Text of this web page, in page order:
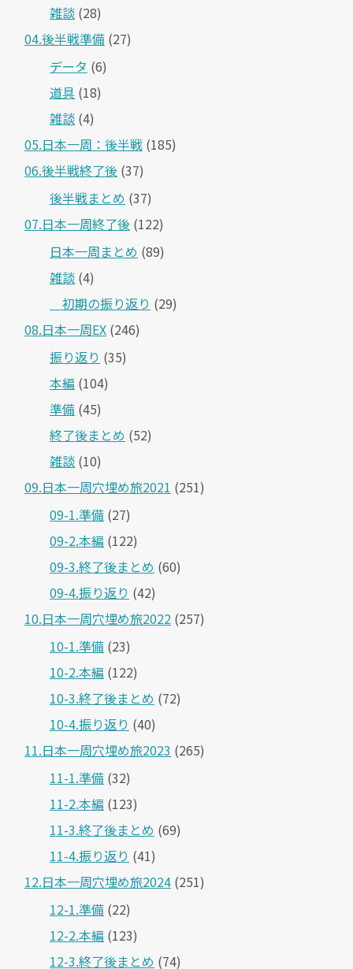
雑談 (28)
04.後半戦準備 (27)
データ (6)
道具 (18)
雑談 (4)
05.日本一周：後半戦 (185)
06.後半戦終了後 (37)
後半戦まとめ (37)
07.日本一周終了後 (122)
日本一周まとめ (89)
雑談 (4)
＿初期の振り返り (29)
08.日本一周EX (246)
振り返り (35)
本編 (104)
準備 (45)
終了後まとめ (52)
雑談 (10)
09.日本一周穴埋め旅2021 (251)
09-1.準備 (27)
09-2.本編 (122)
09-3.終了後まとめ (60)
09-4.振り返り (42)
10.日本一周穴埋め旅2022 (257)
10-1.準備 (23)
10-2.本編 (122)
10-3.終了後まとめ (72)
10-4.振り返り (40)
11.日本一周穴埋め旅2023 (265)
11-1.準備 (32)
11-2.本編 (123)
11-3.終了後まとめ (69)
11-4.振り返り (41)
12.日本一周穴埋め旅2024 (251)
12-1.準備 (22)
12-2.本編 (123)
12-3.終了後まとめ (74)